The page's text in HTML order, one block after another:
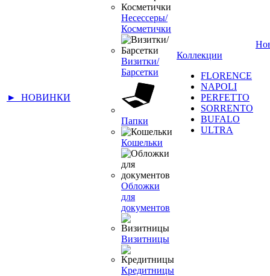
► НОВИНКИ
Несессеры/
Косметички
Визитки/
Барсетки
Папки
Кошельки
Обложки
для
документов
Визитницы
Кредитницы
Коллекции
FLORENCE
NAPOLI
PERFETTO
SORRENTO
BUFALO
ULTRA